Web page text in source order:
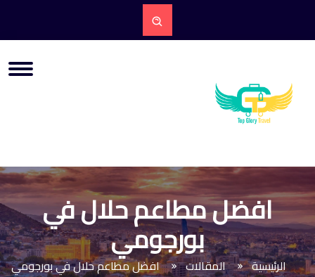
افضل مطاعم حلال في
بورجومي
الرئيسية المقالات افضل مطاعم حلال في بورجومي